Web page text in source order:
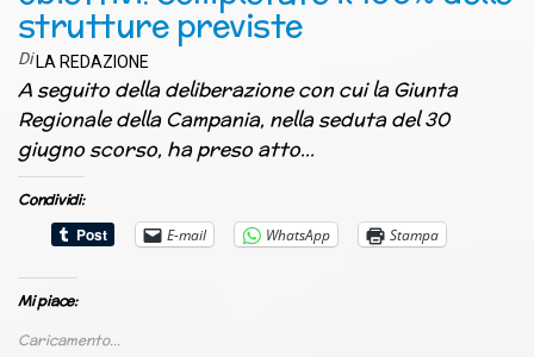
strutture previste
Di LA REDAZIONE
A seguito della deliberazione con cui la Giunta
Regionale della Campania, nella seduta del 30
giugno scorso, ha preso atto…
Condividi:
E-mail
WhatsApp Stampa
Mi piace:
Caricamento...